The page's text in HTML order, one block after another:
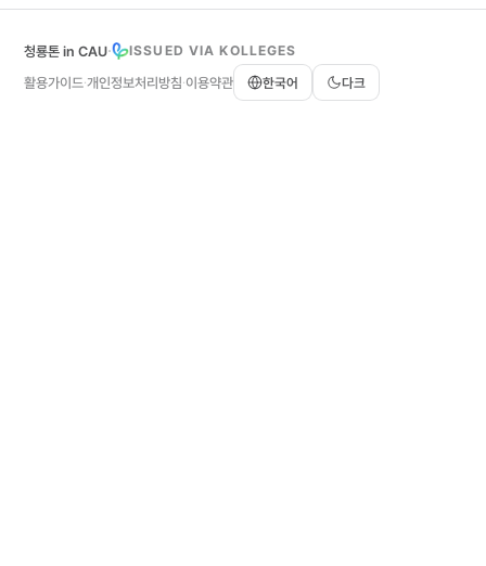
청룡톤 in CAU·
ISSUED VIA KOLLEGES
활용가이드·개인정보처리방침·이용약관 한국어 다크